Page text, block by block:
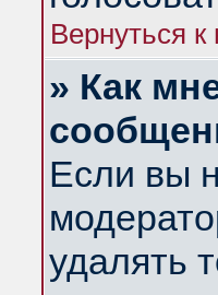
Вернуться к
» Как
Если вы
удалять